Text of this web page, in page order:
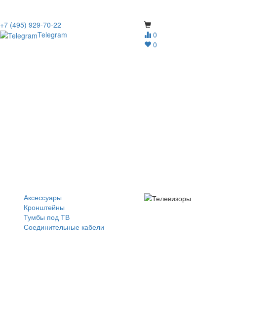
0
0
+7 (495) 929-70-22
Telegram
Аксессуары
Кронштейны
Тумбы под ТВ
Соединительные кабели